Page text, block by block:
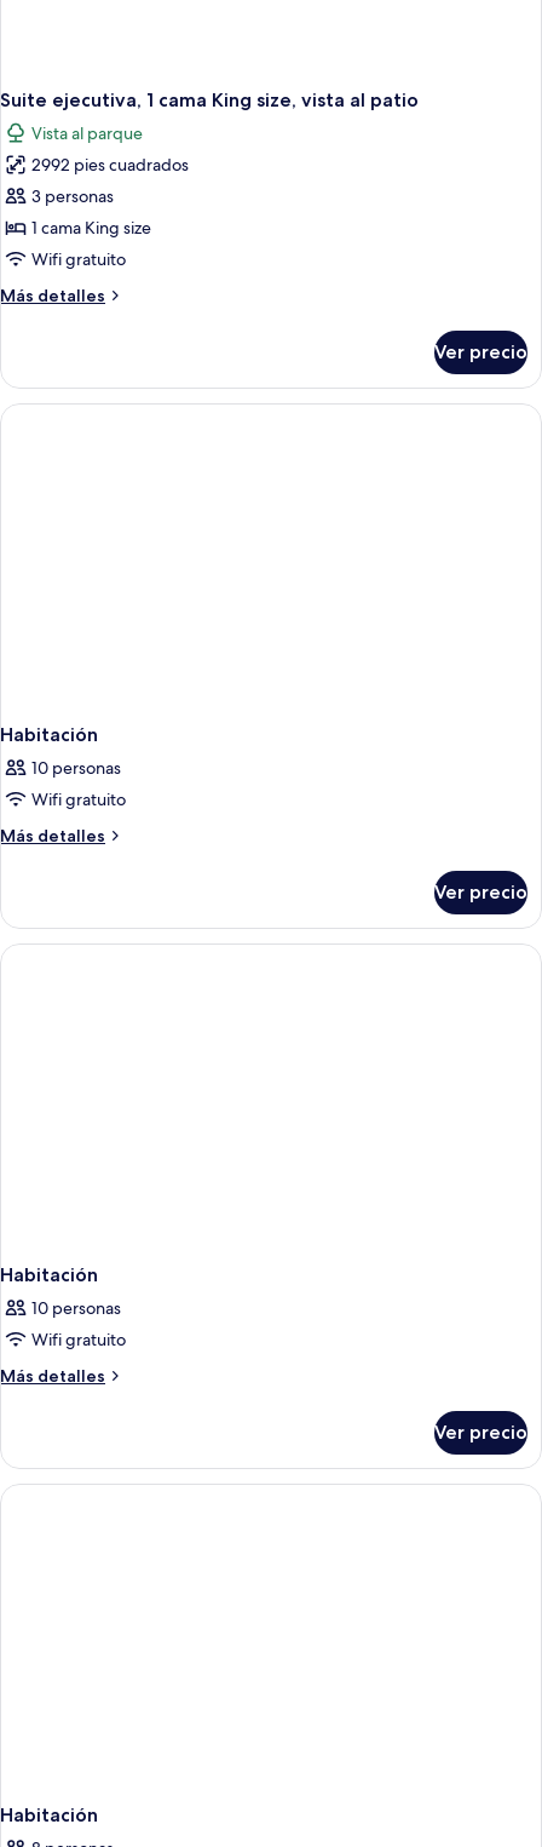
Suite ejecutiva, 1 cama King size, vista al patio
Vista al parque
2992 pies cuadrados
3 personas
1 cama King size
Wifi gratuito
Más detalles
Más
ejecutiva,
cama
Ver precio
Habitación
10 personas
Wifi gratuito
Más detalles
Más
Ver precio
Habitación
10 personas
Wifi gratuito
Más detalles
Más
Ver precio
Habitación